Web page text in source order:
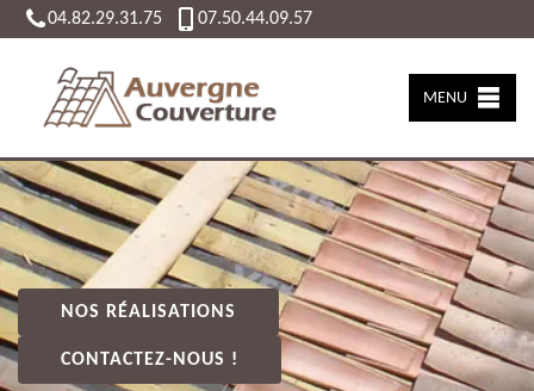
04.82.29.31.75 07.50.44.09.57
MENU
NOS RÉALISATIONS
CONTACTEZ-NOUS !